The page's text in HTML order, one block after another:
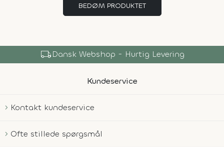
BEDØM PRODUKTET
local_shippingDansk Webshop - Hurtig Levering
Kundeservice
Kontakt kundeservice
Ofte stillede spørgsmål